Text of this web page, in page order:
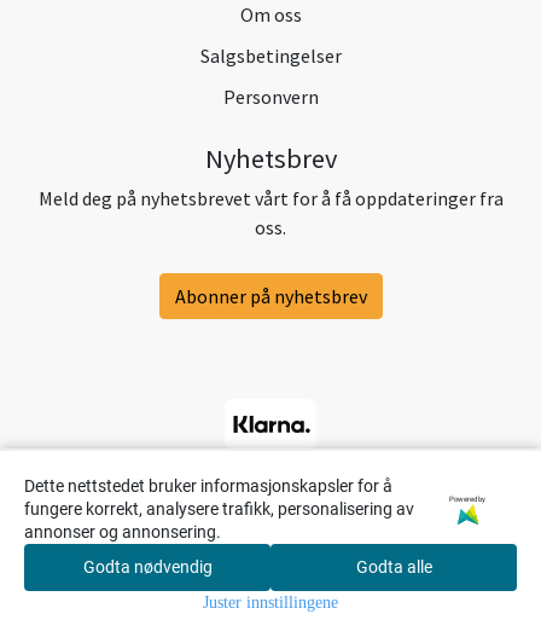
Søk
Dette nettstedet bruker informasjonskapsler for å
fungere korrekt, analysere trafikk, personalisering av
annonser og annonsering.
Powered by
Godta nødvendig Godta alle
Juster innstillingene
Om oss
Salgsbetingelser
Personvern
Nyhetsbrev
Meld deg på nyhetsbrevet vårt for å få oppdateringer fra
oss.
Abonner på nyhetsbrev